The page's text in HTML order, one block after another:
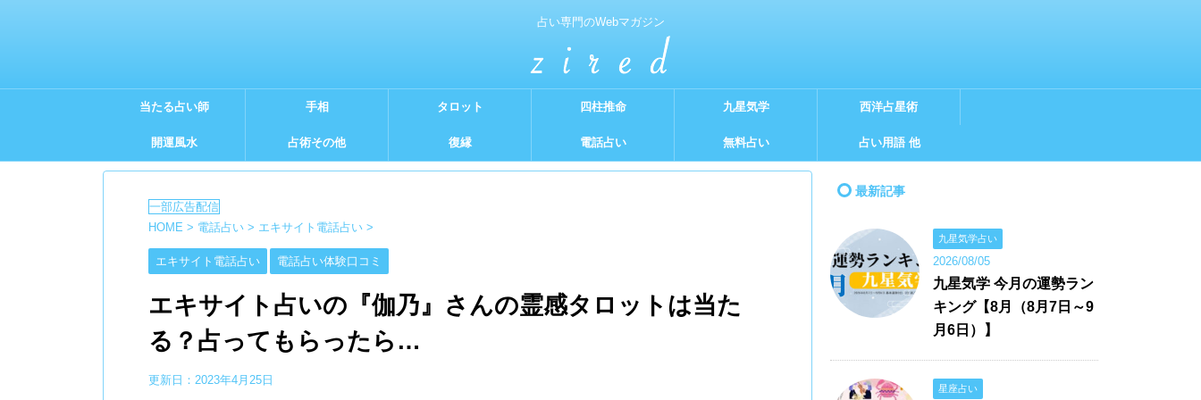
占い専門のWebマガジン
当たる占い師 手相 タロット 四柱推命 九星気学 西洋占星術
開運風水 占術その他 復縁 電話占い 無料占い 占い用語 他
HOME > 電話占い > エキサイト電話占い >
エキサイト電話占い 電話占い体験口コミ
エキサイト占いの『伽乃』さんの霊感タロットは当た
る？占ってもらったら…
更新日： 2023年4月25日
最新記事
九星気学占い
2026/08/05
九星気学 今月の運勢ラン
キング【8月（8月7日～9
月6日）】
星座占い